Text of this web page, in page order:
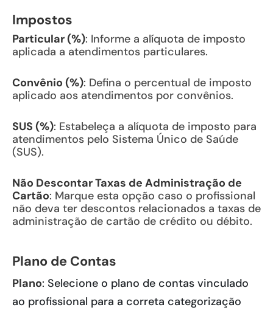
Impostos
Particular (%): Informe a alíquota de imposto
aplicada a atendimentos particulares.
Convênio (%): Defina o percentual de imposto
aplicado aos atendimentos por convênios.
SUS (%): Estabeleça a alíquota de imposto para
atendimentos pelo Sistema Único de Saúde
(SUS).
Não Descontar Taxas de Administração de
Cartão: Marque esta opção caso o profissional
não deva ter descontos relacionados a taxas de
administração de cartão de crédito ou débito.
Plano de Contas
Plano: Selecione o plano de contas vinculado
ao profissional para a correta categorização